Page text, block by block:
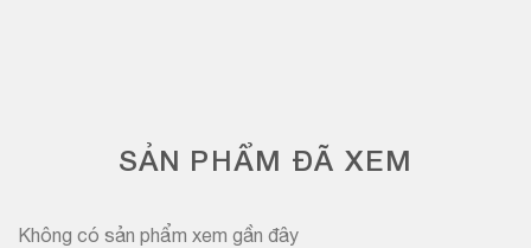
SẢN PHẨM ĐÃ XEM
Không có sản phẩm xem gần đây